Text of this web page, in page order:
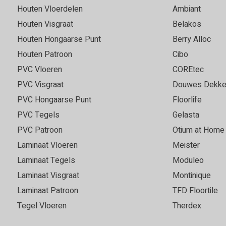
goed geholpen en
gekregen. Erg
in contact heeft gebracht
direct op de bestaande
is een fantastisch mooie
Fijn om grote
vloer in elk licht goed kan
snel leverbaar en we
ons uitkwam. Bezorgd
ook al was het
kwaliteit. Echt een
05-05-2026
Goede, vriendelijke
Super vloer en service top!
Houten Vloerdelen
Houten Visgraat
Houten Hongaarse Punt
Houten Patroon
PVC Vloeren
PVC Visgraat
PVC Hongaarse Punt
PVC Tegels
PVC Patroon
Laminaat Vloeren
Laminaat Tegels
Laminaat Visgraat
Laminaat Patroon
Tegel Vloeren
Ambiant
Belakos
Berry Alloc
Cibo
COREtec
Douwes
Floorlife
Gelasta
Otium at Home
Meister
Moduleo
Montinique
TFD Floortile
Therdex